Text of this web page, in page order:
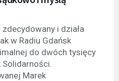
i działa
w Radiu Gdańsk
do dwóch tysięcy
Solidarności.
Marek